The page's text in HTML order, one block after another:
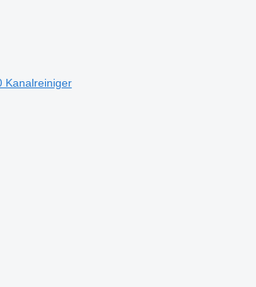
Kanalreiniger